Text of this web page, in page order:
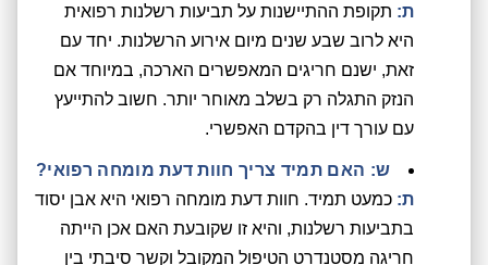
ת: תקופת ההתיישנות על תביעות רשלנות רפואית
היא לרוב שבע שנים מיום אירוע הרשלנות. יחד עם
זאת, ישנם חריגים המאפשרים הארכה, במיוחד אם
הנזק התגלה רק בשלב מאוחר יותר. חשוב להתייעץ
עם עורך דין בהקדם האפשרי.
ש: האם תמיד צריך חוות דעת מומחה רפואי?
ת: כמעט תמיד. חוות דעת מומחה רפואי היא אבן יסוד
בתביעות רשלנות, והיא זו שקובעת האם אכן הייתה
חריגה מסטנדרט הטיפול המקובל וקשר סיבתי בין